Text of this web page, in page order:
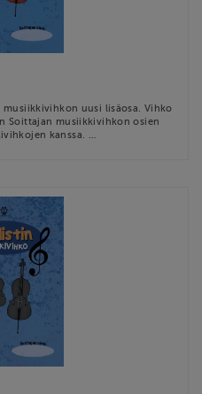
uusi lisäosa. Vihko
Soittajan musiikkivihkon osien
kanssa. …